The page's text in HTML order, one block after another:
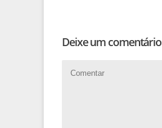
Deixe um comentário